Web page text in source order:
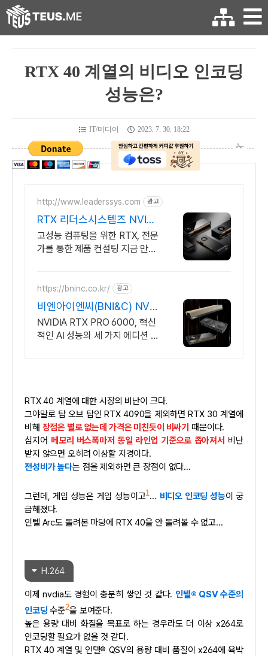
RTX 40 계열의 비디오 인코딩
성능은?
IT/미디어 2023. 7. 30. 18:22
http://www.leaderssys.com 광고
RTX 리더스시스템즈 NVIDI
A 공식 파트너
고성능 컴퓨팅을 위한 RTX, 전문
가를 통한 제품 컨설팅 지금 만나
https://bninc.co.kr/ 광고
비엔아이엔씨(BNI&C) NVI
DIA 공식 파트너
NVIDIA RTX PRO 6000, 혁신
적인 AI 성능의 세 가지 에디션 출
RTX 40 계열에 대한 시장의 비난이 크다.
그야말로 탑 오브 탑인 RTX 4090을 제외하면 RTX 30 계열에
비해 장점은 별로 없는데 가격은 미친듯이 비싸기 때문이다.
심지어 메모리 버스폭마저 동일 라인업 기준으로 좁아져서 비난
받지 않으면 오히려 이상할 지경이다.
전성비가 높다는 점을 제외하면 큰 장점이 없다...
그런데, 게임 성능은 게임 성능이고1... 비디오 인코딩 성능이 궁
금해졌다.
인텔 Arc도 돌려본 마당에 RTX 40을 안 돌려볼 수 없고...
H.264
이제 nvdia도 경험이 충분히 쌓인 것 같다. 인텔® QSV 수준의
인코딩 수준2을 보여준다.
높은 용량 대비 화질을 목표로 하는 경우라도 더 이상 x264로
인코딩할 필요가 없을 것 같다.
RTX 40 계열 및 인텔® QSV의 용량 대비 품질이 x264에 육박